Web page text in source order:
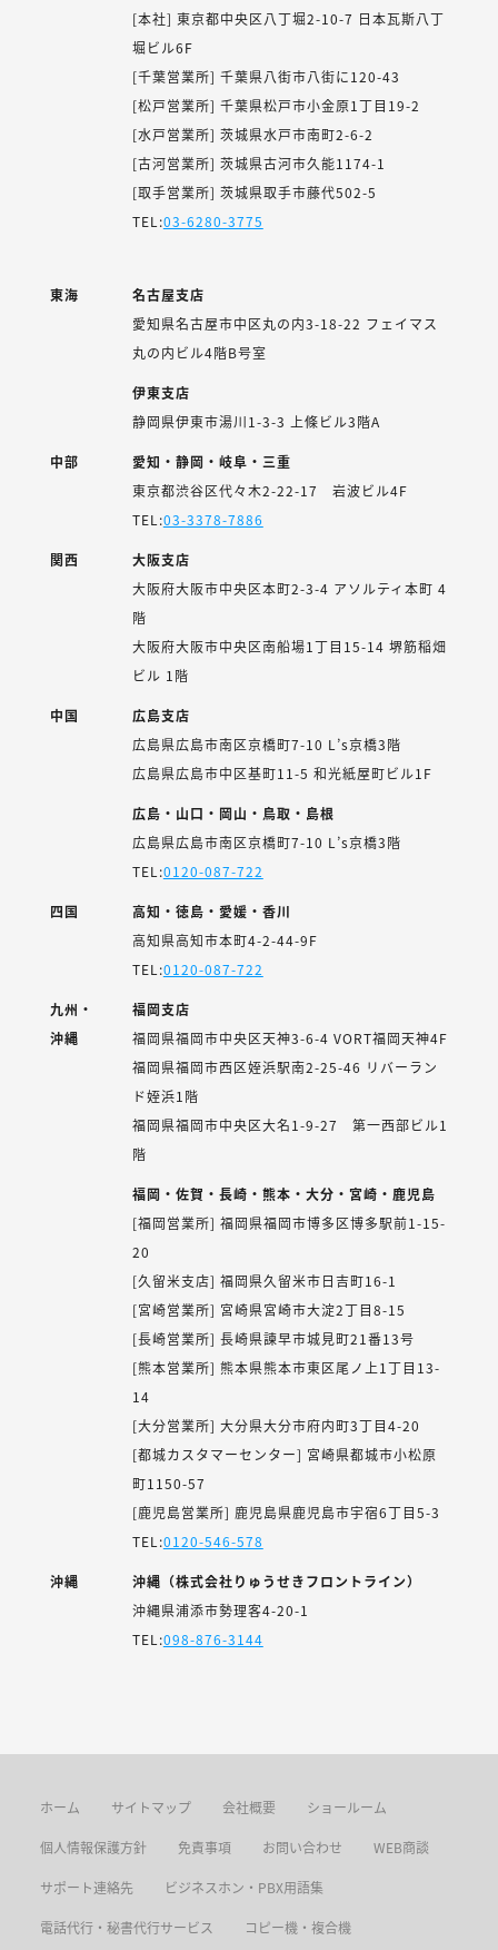
[本社] 東京都中央区八丁堀2-10-7 日本瓦斯八丁
堀ビル6F
[千葉営業所] 千葉県八街市八街に120-43
[松戸営業所] 千葉県松戸市小金原1丁目19-2
[水戸営業所] 茨城県水戸市南町2-6-2
[古河営業所] 茨城県古河市久能1174-1
[取手営業所] 茨城県取手市藤代502-5
TEL:03-6280-3775
東海
名古屋支店
愛知県名古屋市中区丸の内3-18-22 フェイマス
丸の内ビル4階B号室
伊東支店
静岡県伊東市湯川1-3-3 上條ビル3階A
中部
愛知・静岡・岐阜・三重
東京都渋谷区代々木2-22-17 岩波ビル4F
TEL:03-3378-7886
関西
大阪支店
大阪府大阪市中央区本町2-3-4 アソルティ本町 4
階
大阪府大阪市中央区南船場1丁目15-14 堺筋稲畑
ビル 1階
中国
広島支店
広島県広島市南区京橋町7-10 L’s京橋3階
広島県広島市中区基町11-5 和光紙屋町ビル1F
広島・山口・岡山・鳥取・島根
広島県広島市南区京橋町7-10 L’s京橋3階
TEL:0120-087-722
四国
高知・徳島・愛媛・香川
高知県高知市本町4-2-44-9F
TEL:0120-087-722
九州・
沖縄
福岡支店
福岡県福岡市中央区天神3-6-4 VORT福岡天神4F
福岡県福岡市西区姪浜駅南2-25-46 リバーラン
ド姪浜1階
福岡県福岡市中央区大名1-9-27 第一西部ビル1
階
福岡・佐賀・長崎・熊本・大分・宮崎・鹿児島
[福岡営業所] 福岡県福岡市博多区博多駅前1-15-
20
[久留米支店] 福岡県久留米市日吉町16-1
[宮崎営業所] 宮崎県宮崎市大淀2丁目8-15
[長崎営業所] 長崎県諫早市城見町21番13号
[熊本営業所] 熊本県熊本市東区尾ノ上1丁目13-
14
[大分営業所] 大分県大分市府内町3丁目4-20
[都城カスタマーセンター] 宮崎県都城市小松原
町1150-57
[鹿児島営業所] 鹿児島県鹿児島市宇宿6丁目5-3
TEL:0120-546-578
沖縄
沖縄（株式会社りゅうせきフロントライン）
沖縄県浦添市勢理客4-20-1
TEL:098-876-3144
ホーム サイトマップ 会社概要 ショールーム
個人情報保護方針 免責事項 お問い合わせ WEB商談
サポート連絡先 ビジネスホン・PBX用語集
電話代行・秘書代行サービス コピー機・複合機